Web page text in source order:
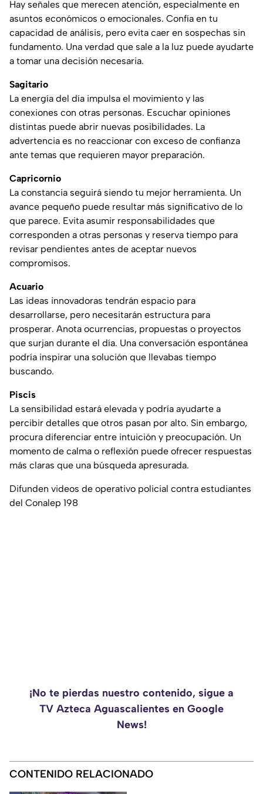
Hay señales que merecen atención, especialmente en
asuntos económicos o emocionales. Confía en tu
capacidad de análisis, pero evita caer en sospechas sin
fundamento. Una verdad que sale a la luz puede ayudarte
a tomar una decisión necesaria.
Sagitario
La energía del día impulsa el movimiento y las
conexiones con otras personas. Escuchar opiniones
distintas puede abrir nuevas posibilidades. La
advertencia es no reaccionar con exceso de confianza
ante temas que requieren mayor preparación.
Capricornio
La constancia seguirá siendo tu mejor herramienta. Un
avance pequeño puede resultar más significativo de lo
que parece. Evita asumir responsabilidades que
corresponden a otras personas y reserva tiempo para
revisar pendientes antes de aceptar nuevos
compromisos.
Acuario
Las ideas innovadoras tendrán espacio para
desarrollarse, pero necesitarán estructura para
prosperar. Anota ocurrencias, propuestas o proyectos
que surjan durante el día. Una conversación espontánea
podría inspirar una solución que llevabas tiempo
buscando.
Piscis
La sensibilidad estará elevada y podría ayudarte a
percibir detalles que otros pasan por alto. Sin embargo,
procura diferenciar entre intuición y preocupación. Un
momento de calma o reflexión puede ofrecer respuestas
más claras que una búsqueda apresurada.
Difunden videos de operativo policial contra estudiantes
del Conalep 198
¡No te pierdas nuestro contenido, sigue a
TV Azteca Aguascalientes en Google
News!
CONTENIDO RELACIONADO